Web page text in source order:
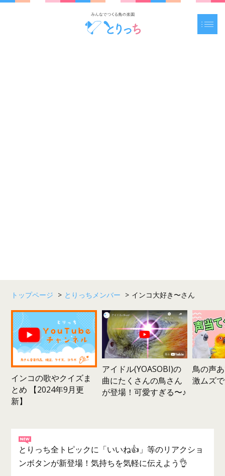
トップページ > とりっちメンバー > インコ大好き〜さん
インコの歌やクイズま
とめ 【2024年9月更
新】
アイドル(YOASOBI)の
曲にたくさんの鳥さん
が登場！可愛すぎる〜♪
鳥の声
激ムズ
とりっち全トピックに「いいね👍」等のリアクショ
ンボタンが新登場！気持ちを気軽に伝えよう👌